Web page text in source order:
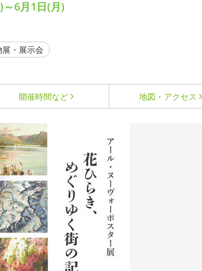
6月1日(月)
・展示会
開催時間など 地図・アクセス